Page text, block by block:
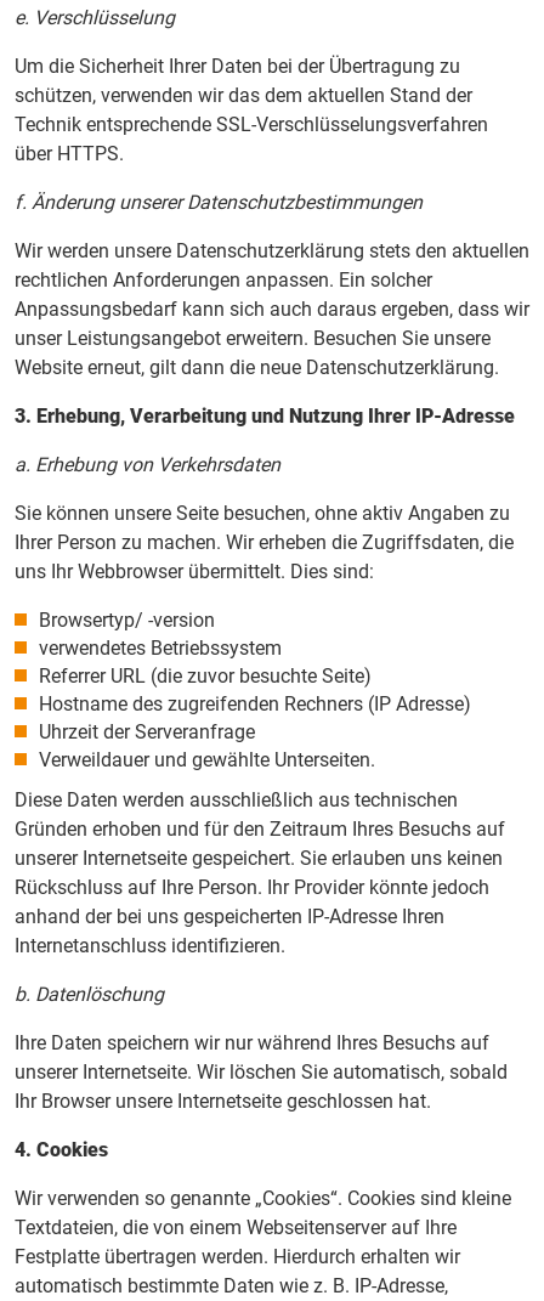
e. Verschlüsselung
Um die Sicherheit Ihrer Daten bei der Übertragung zu
schützen, verwenden wir das dem aktuellen Stand der
Technik entsprechende SSL-Verschlüsselungsverfahren
über HTTPS.
f. Änderung unserer Datenschutzbestimmungen
Wir werden unsere Datenschutzerklärung stets den aktuellen
rechtlichen Anforderungen anpassen. Ein solcher
Anpassungsbedarf kann sich auch daraus ergeben, dass wir
unser Leistungsangebot erweitern. Besuchen Sie unsere
Website erneut, gilt dann die neue Datenschutzerklärung.
3. Erhebung, Verarbeitung und Nutzung Ihrer IP-Adresse
a. Erhebung von Verkehrsdaten
Sie können unsere Seite besuchen, ohne aktiv Angaben zu
Ihrer Person zu machen. Wir erheben die Zugriffsdaten, die
uns Ihr Webbrowser übermittelt. Dies sind:
Browsertyp/ -version
verwendetes Betriebssystem
Referrer URL (die zuvor besuchte Seite)
Hostname des zugreifenden Rechners (IP Adresse)
Uhrzeit der Serveranfrage
Verweildauer und gewählte Unterseiten.
Diese Daten werden ausschließlich aus technischen
Gründen erhoben und für den Zeitraum Ihres Besuchs auf
unserer Internetseite gespeichert. Sie erlauben uns keinen
Rückschluss auf Ihre Person. Ihr Provider könnte jedoch
anhand der bei uns gespeicherten IP-Adresse Ihren
Internetanschluss identifizieren.
b. Datenlöschung
Ihre Daten speichern wir nur während Ihres Besuchs auf
unserer Internetseite. Wir löschen Sie automatisch, sobald
Ihr Browser unsere Internetseite geschlossen hat.
4. Cookies
Wir verwenden so genannte „Cookies“. Cookies sind kleine
Textdateien, die von einem Webseitenserver auf Ihre
Festplatte übertragen werden. Hierdurch erhalten wir
automatisch bestimmte Daten wie z. B. IP-Adresse,